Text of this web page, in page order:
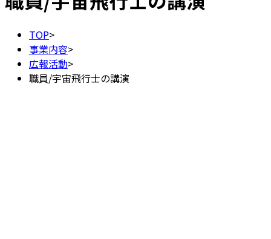
TOP>
事業内容>
広報活動>
職員/宇宙飛行士の講演